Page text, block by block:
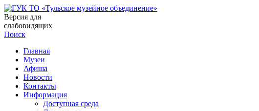
Версия для
слабовидящих
Поиск
Главная
Музеи
Афиша
Новости
Контакты
Информация
Доступная среда